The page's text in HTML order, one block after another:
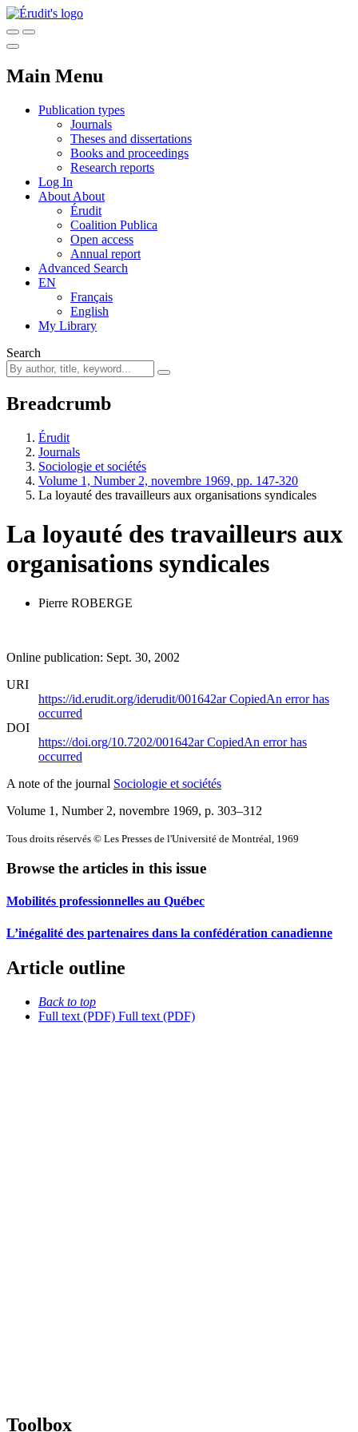
Main Menu
Publication types
Journals
Theses and dissertations
Books and proceedings
Research reports
Log In
About About
Érudit
Coalition Publica
Open access
Annual report
Advanced Search
EN
Français
English
My Library
Search
Breadcrumb
Érudit
Journals
Sociologie et sociétés
Volume 1, Number 2, novembre 1969, pp. 147-320
La loyauté des travailleurs aux organisations syndicales
La loyauté des travailleurs aux
organisations syndicales
Pierre ROBERGE
Online publication: Sept. 30, 2002
URI
https://id.erudit.org/iderudit/001642arCopiedAn error has
occurred
DOI
https://doi.org/10.7202/001642arCopiedAn error has
occurred
A note of the journal Sociologie et sociétés
Volume 1, Number 2, novembre 1969, p. 303–312
Tous droits réservés © Les Presses de l'Université de Montréal, 1969
Browse the articles in this issue
Mobilités professionnelles au Québec
L’inégalité des partenaires dans la confédération canadienne
Article outline
Back to top
Full text (PDF) Full text (PDF)
Toolbox